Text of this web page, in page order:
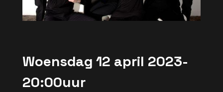
Woensdag 12 april 2023-
20:00uur